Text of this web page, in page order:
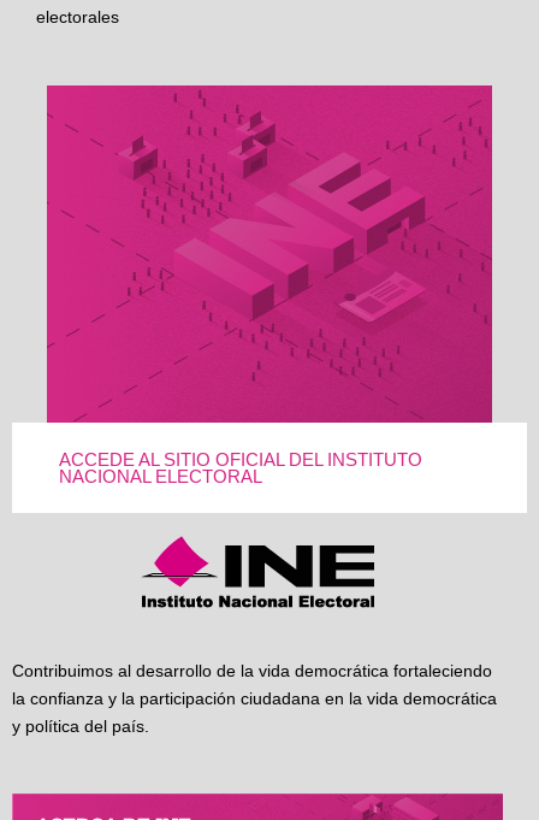
electorales
ACCEDE AL SITIO OFICIAL DEL INSTITUTO
NACIONAL ELECTORAL
Contribuimos al desarrollo de la vida democrática fortaleciendo
la confianza y la participación ciudadana en la vida democrática
y política del país.